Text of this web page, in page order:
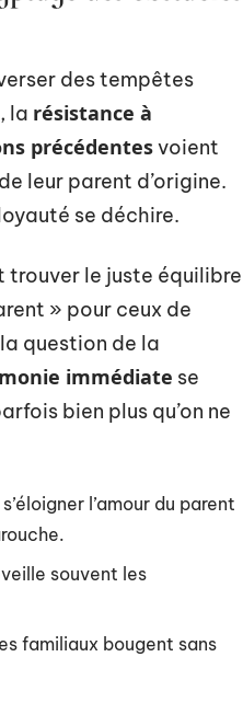
des tempêtes
, la résistance à
précédentesvoient
leur parent d’origine.
se déchire.
trouver le juste équilibre
» pour ceux de
question de la
immédiate se
bien plus qu’on ne
l’amour du parent
souvent les
familiaux bougent sans